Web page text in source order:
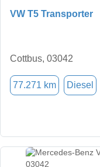
VW T5 Transporter
Cottbus, 03042
77.271 km Diesel